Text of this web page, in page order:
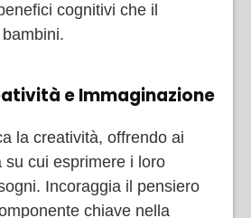
cognitivi che il
e Immaginazione
la creatività, offrendo ai
su cui esprimere i loro
Incoraggia il pensiero
chiave nella